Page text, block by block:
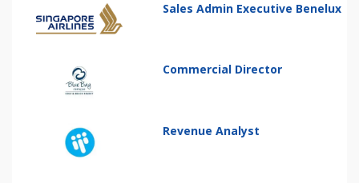
Sales Admin Executive Benelux
Commercial Director
Revenue Analyst